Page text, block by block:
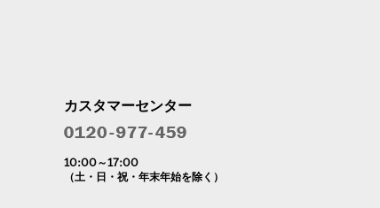
カスタマーセンター
10:00～17:00
（土・日・祝・年末年始を除く）